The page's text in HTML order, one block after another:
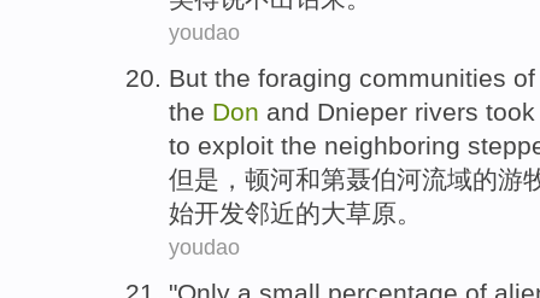
youdao
But the foraging communities of
the Don and Dnieper rivers
to exploit the neighboring
但是 ， 顿河和第聂伯河流域的游
始开发邻近的大草原。
youdao